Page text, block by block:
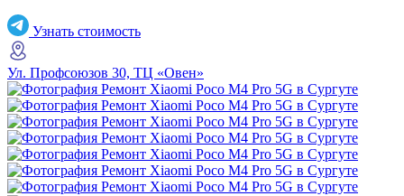
Узнать стоимость
Ул. Профсоюзов 30, ТЦ «Овен»